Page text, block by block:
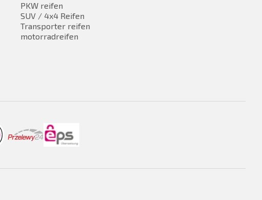
PKW reifen
SUV / 4x4 Reifen
Transporter reifen
motorradreifen